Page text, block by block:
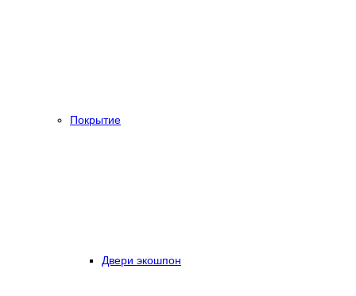
Покрытие
Двери экошпон